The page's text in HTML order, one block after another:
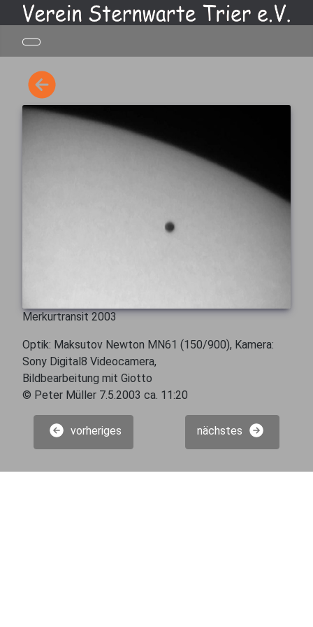
Merkurtransit 2003
Optik: Maksutov Newton MN61 (150/900), Kamera:
Sony Digital8 Videocamera,
Bildbearbeitung mit Giotto
© Peter Müller 7.5.2003 ca. 11:20
vorheriges nächstes